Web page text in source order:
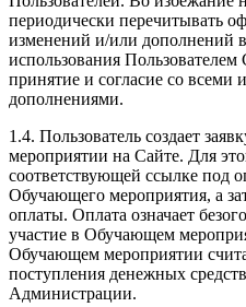
периодически перечитывать
изменений и/или дополнений
использования Пользователем
принятие и согласие со всеми
дополнениями.
1.4. Пользователь создает
мероприятии на Сайте. Для
соответствующей ссылке под
Обучающего мероприятия, а
оплаты. Оплата означает
участие в Обучающем
Обучающем мероприятии
поступления денежных
Администрации.